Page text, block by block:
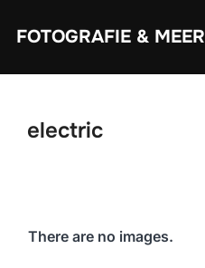
InhaltFOTOGRAFIE & MEER
electric
There are no images.